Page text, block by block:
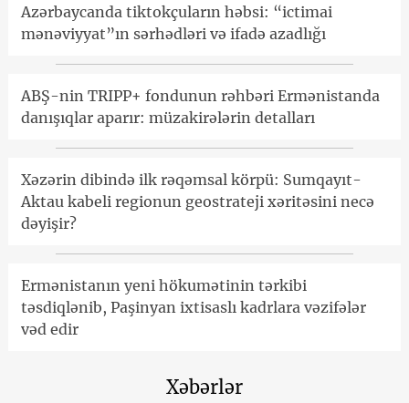
Azərbaycanda tiktokçuların həbsi: “ictimai
mənəviyyat”ın sərhədləri və ifadə azadlığı
ABŞ-nin TRIPP+ fondunun rəhbəri Ermənistanda
danışıqlar aparır: müzakirələrin detalları
Xəzərin dibində ilk rəqəmsal körpü: Sumqayıt-
Aktau kabeli regionun geostrateji xəritəsini necə
dəyişir?
Ermənistanın yeni hökumətinin tərkibi
təsdiqlənib, Paşinyan ixtisaslı kadrlara vəzifələr
vəd edir
Xəbərlər